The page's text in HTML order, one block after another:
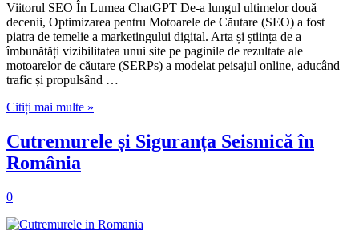
Viitorul SEO În Lumea ChatGPT De-a lungul ultimelor două
decenii, Optimizarea pentru Motoarele de Căutare (SEO) a fost
piatra de temelie a marketingului digital. Arta și știința de a
îmbunătăți vizibilitatea unui site pe paginile de rezultate ale
motoarelor de căutare (SERPs) a modelat peisajul online, aducând
trafic și propulsând …
Citiți mai multe »
Cutremurele și Siguranța Seismică în
România
0